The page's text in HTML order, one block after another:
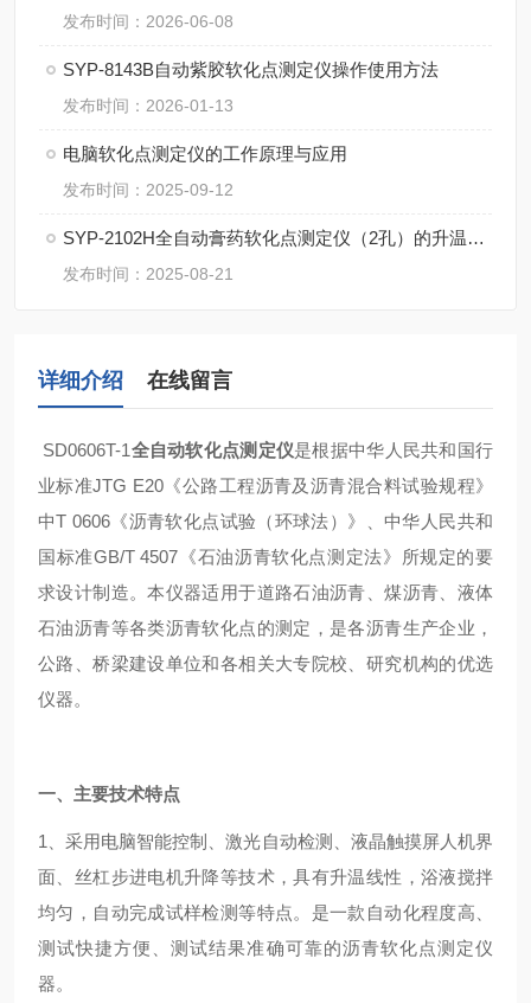
发布时间：2026-06-08
SYP-8143B自动紫胶软化点测定仪操作使用方法
发布时间：2026-01-13
电脑软化点测定仪的工作原理与应用
发布时间：2025-09-12
SYP-2102H全自动膏药软化点测定仪（2孔）的升温速率应该如何设置？
发布时间：2025-08-21
详细介绍 在线留言
SD0606T-1全自动软化点测定仪是根据中华人民共和国行
业标准JTG E20《公路工程沥青及沥青混合料试验规程》
中T 0606《沥青软化点试验（环球法）》、中华人民共和
国标准GB/T 4507《石油沥青软化点测定法》所规定的要
求设计制造。本仪器适用于道路石油沥青、煤沥青、液体
石油沥青等各类沥青软化点的测定，是各沥青生产企业，
公路、桥梁建设单位和各相关大专院校、研究机构的优选
仪器。
一、主要技术特点
1、采用电脑智能控制、激光自动检测、液晶触摸屏人机界
面、丝杠步进电机升降等技术，具有升温线性，浴液搅拌
均匀，自动完成试样检测等特点。是一款自动化程度高、
测试快捷方便、测试结果准确可靠的沥青软化点测定仪
器。